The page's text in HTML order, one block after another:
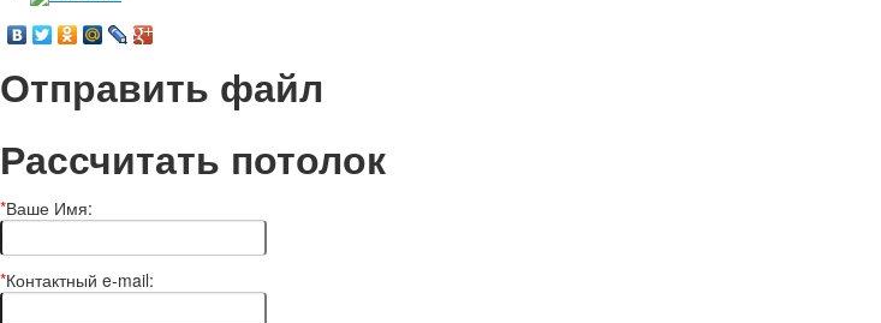
Отправить файл
Рассчитать потолок
*Ваше Имя:
*Контактный e-mail: